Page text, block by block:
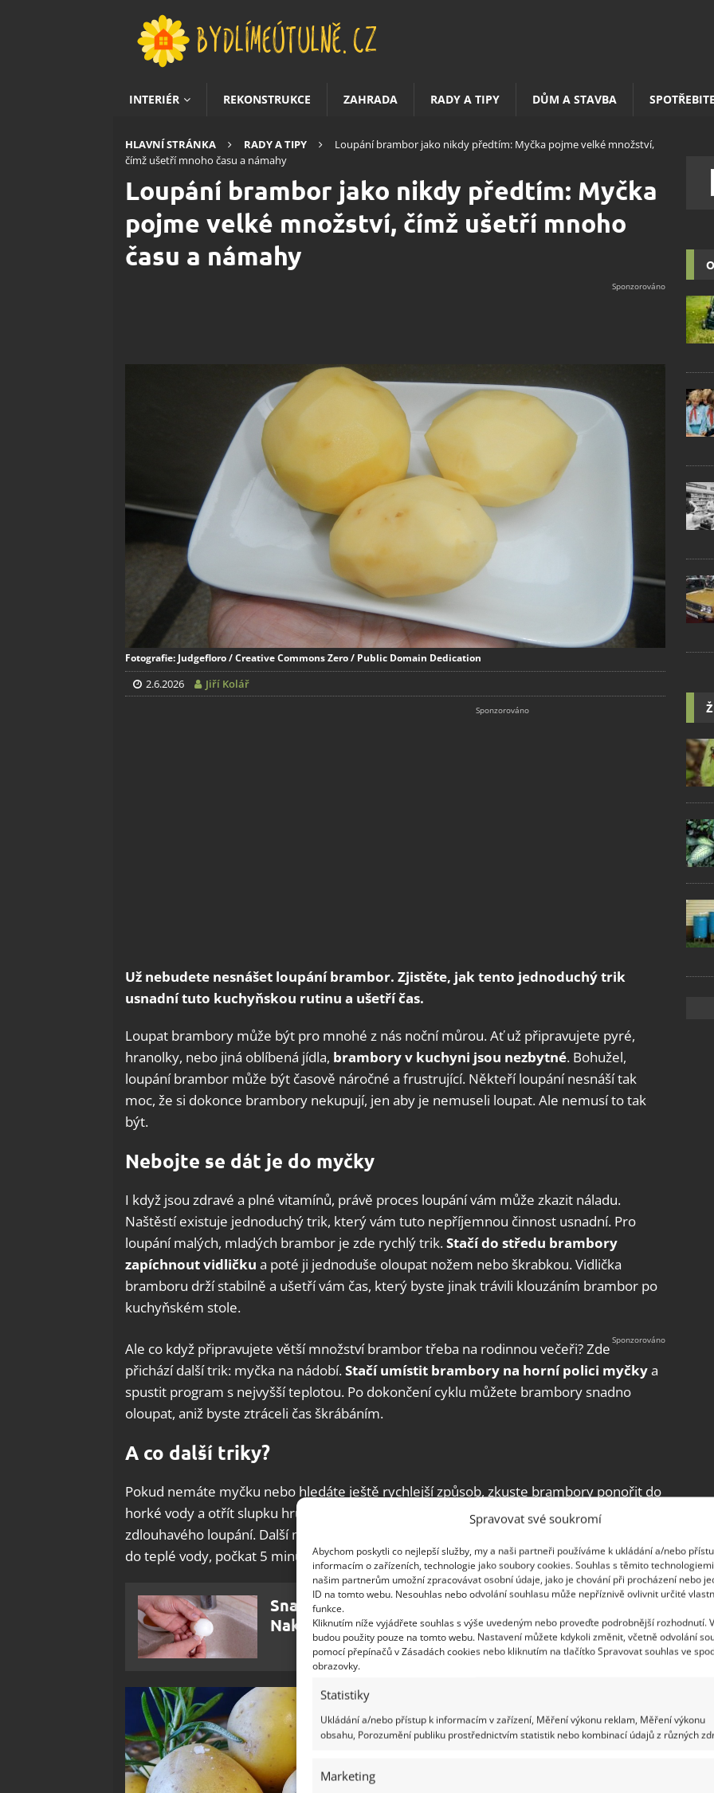
Spravovat své soukromí
Abychom poskytli co nejlepší služby, my a naši partneři používáme k ukládání a/nebo
informacím o zařízeních, technologie jako soubory cookies. Souhlas s těmito
našim partnerům umožní zpracovávat osobní údaje, jako je chování při procházení nebo
ID na tomto webu. Nesouhlas nebo odvolání souhlasu může nepříznivě ovlivnit určité
funkce.
Kliknutím níže vyjádřete souhlas s výše uvedeným nebo proveďte podrobnější rozhodnutí.
budou použity pouze na tomto webu. Nastavení můžete kdykoli změnit, včetně odvolání
pomocí přepínačů v Zásadách cookies nebo kliknutím na tlačítko Spravovat souhlas ve
obrazovky.
Statistiky
Ukládání a/nebo přístup k informacím v zařízení, Měření výkonu reklam, Měření výkonu
obsahu, Porozumění publiku prostřednictvím statistik nebo kombinací údajů z různých
Marketing
INTERIÉR REKONSTRUKCE ZAHRADA RADY A TIPY DŮM A STAVBA
HLAVNÍ STRÁNKA RADY A TIPY
Loupání brambor jako nikdy předtím: Myčka pojme velké množství,
čímž ušetří mnoho času a námahy
Loupání brambor jako nikdy předtím: Myčka
pojme velké množství, čímž ušetří mnoho
času a námahy
Fotografie: Judgefloro / Creative Commons Zero / Public Domain Dedication
2.6.2026 Jiří Kolář
Už nebudete nesnášet loupání brambor. Zjistěte, jak tento jednoduchý trik
usnadní tuto kuchyňskou rutinu a ušetří čas.
Loupat brambory může být pro mnohé z nás noční můrou. Ať už připravujete pyré,
hranolky, nebo jiná oblíbená jídla, brambory v kuchyni jsou nezbytné. Bohužel,
loupání brambor může být časově náročné a frustrující. Někteří loupání nesnáší tak
moc, že si dokonce brambory nekupují, jen aby je nemuseli loupat. Ale nemusí to tak
být.
Nebojte se dát je do myčky
I když jsou zdravé a plné vitamínů, právě proces loupání vám může zkazit náladu.
Naštěstí existuje jednoduchý trik, který vám tuto nepříjemnou činnost usnadní. Pro
loupání malých, mladých brambor je zde rychlý trik.Stačí do středu brambory
zapíchnout vidličku a poté ji jednoduše oloupat nožem nebo škrabkou. Vidlička
bramboru drží stabilně a ušetří vám čas, který byste jinak trávili klouzáním brambor po
kuchyňském stole.
Ale co když připravujete větší množství brambor třeba na rodinnou večeři? Zde
přichází další trik: myčka na nádobí.Stačí umístit brambory na horní polici myčkya
spustit program s nejvyšší teplotou. Po dokončení cyklu můžete brambory snadno
oloupat, aniž byste ztráceli čas škrábáním.
A co další triky?
Pokud nemáte myčku nebo hledáte ještě rychlejší způsob, zkuste brambory ponořit do
horké vody a otřít slupku hrubou stranou houbičky na nádobí. Zbavíte se slupky bez
zdlouhavého loupání. Další možností je použít drátěnku. Opět stačí brambory ponořit
do teplé vody, počkat 5 minut a poté je vydrhnout.
Snadné loupání vajec díky metodě 4 × 3:
Naklepání v průběhu vaření ušetří čas i námahu